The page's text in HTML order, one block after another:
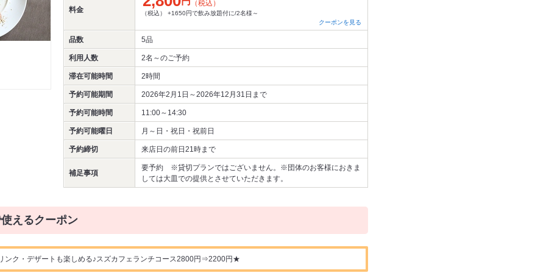
料金
（税込）
（税込） +1650円で飲み放題付に/2名様～
クーポンを見る
品数 5品
利用人数 2名～のご予約
滞在可能時間 2時間
予約可能期間 2026年2月1日～2026年12月31日まで
予約可能時間 11:00～14:30
予約可能曜日 月～日・祝日・祝前日
予約締切 来店日の前日21時まで
補足事項
要予約 ※貸切プランではございません。※団体のお客様におきま
しては大皿での提供とさせていただきます。
えるクーポン
ンク・デザートも楽しめる♪スズカフェランチコース2800円⇒2200円★